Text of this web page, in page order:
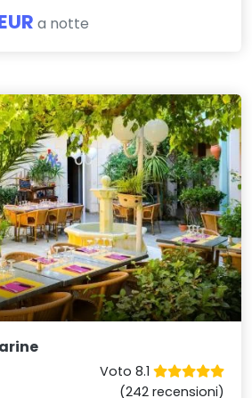
a notte
Voto 8.1
(242 recensioni)